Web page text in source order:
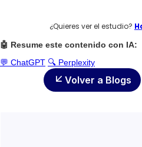
¿Quieres ver el estudio?
🤖 Resume este contenido con IA:
💬 ChatGPT 🔍 Perplexity
Volver a Blogs